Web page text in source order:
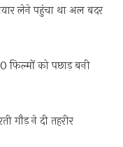
लेने पहुंचा था अल बदर
को पछाड़ बनी
गौड़ ने दी तहरीर